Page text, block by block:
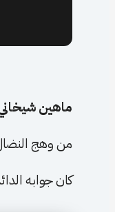
ماهين
من وهج
كان جوابه